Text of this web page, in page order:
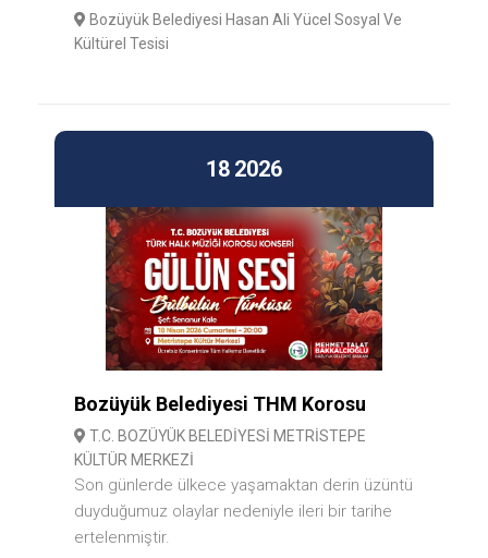
Bozüyük Belediyesi Hasan Ali Yücel Sosyal Ve
Kültürel Tesisi
18 2026
Bozüyük Belediyesi THM Korosu
T.C. BOZÜYÜK BELEDİYESİ METRİSTEPE
KÜLTÜR MERKEZİ
Son günlerde ülkece yaşamaktan derin üzüntü
duyduğumuz olaylar nedeniyle ileri bir tarihe
ertelenmiştir.